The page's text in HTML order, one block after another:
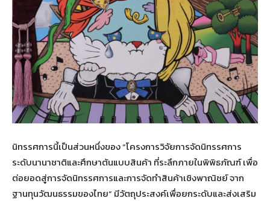
นิทรรศการนี้เป็นส่วนหนึ่งของ “โครงการวิจัยการจัดนิทรรศการ
ระดับนานาชาติและศึกษาต้นแบบสินค้า ที่ระลึกภายในพิพิธภัณฑ์ เพื่อ
ต่อยอดสู่การจัดนิทรรศการและการจัดทำสินค้าเชิงพาณิชย์ จาก
ฐานทุนวัฒนธรรมของไทย” มีวัตถุประสงค์เพื่อยกระดับและส่งเสริม